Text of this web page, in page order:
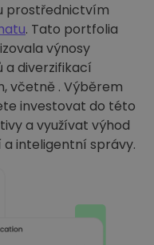
prostřednictvím
. Tato portfolia
výnosy
diverzifikací
včetně . Výběrem
investovat do této
a využívat výhod
inteligentní správy.